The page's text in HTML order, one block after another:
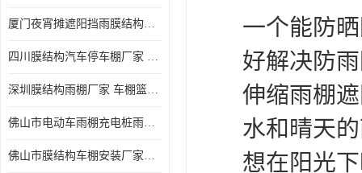
厦门夜宵摊遮阳挡雨膜结构雨棚设计 上门测量 款式多
四川膜结构汽车停车棚厂家 款式多 提供报价
深圳膜结构雨棚厂家 车棚篮球场体育看台 规格多样
佛山市电动车雨棚充电桩雨棚小区电动车棚
佛山市膜结构车棚安装厂家发货安装
一个能防
好解决防
伸缩雨棚
水和晴天
想在阳光